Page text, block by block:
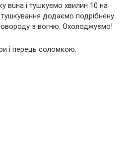
вuна і тушкуємо хвилин 10 на
тушкування додаємо подрібнену
з вогню. Охолоджуємо!
і перець соломкою.